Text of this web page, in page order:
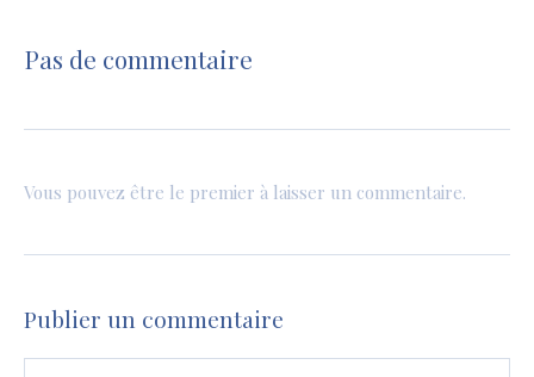
Pas de commentaire
Vous pouvez être le premier à laisser un commentaire.
Publier un commentaire